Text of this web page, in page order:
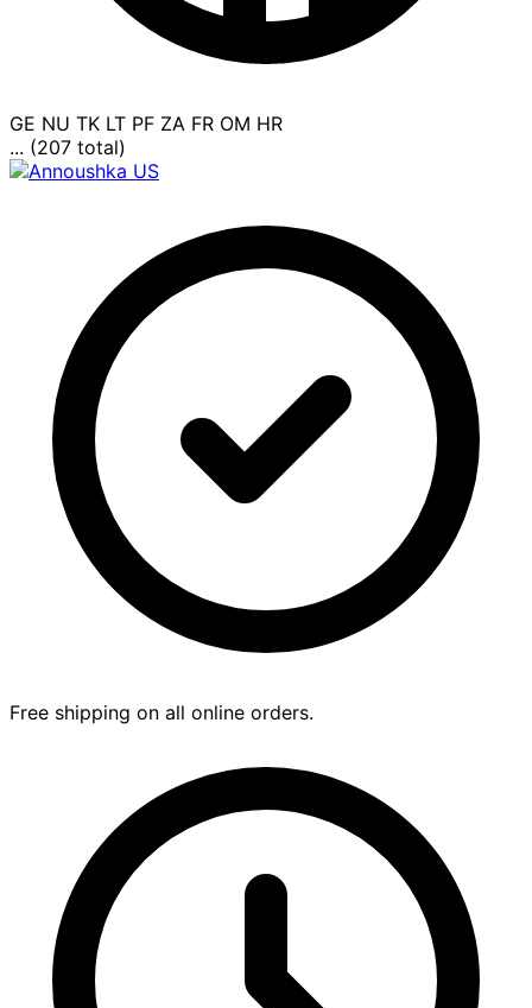
GE NU TK LT PF ZA FR OM HR
... (207 total)
Free shipping on all online orders.